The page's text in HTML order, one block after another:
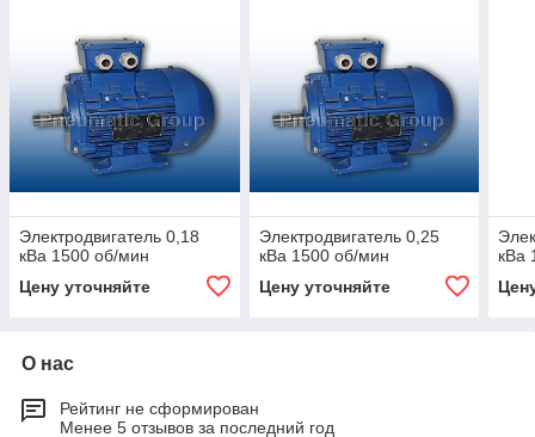
Электродвигатель 0,18
кВа 1500 об/мин
Цену уточняйте
Электродвигатель 0,25
кВа 1500 об/мин
Цену уточняйте
кВа
О нас
Рейтинг не сформирован
Менее 5 отзывов за последний год